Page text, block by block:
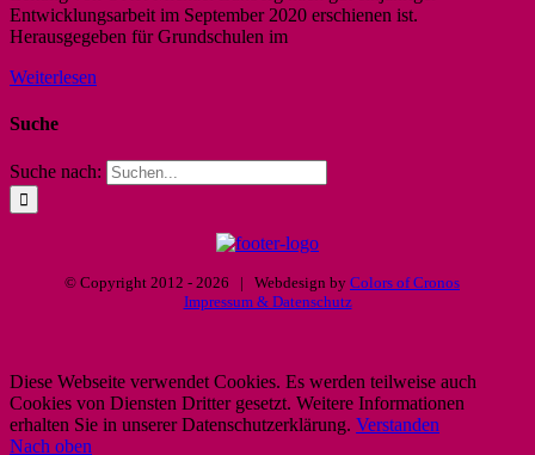
Entwicklungsarbeit im September 2020 erschienen ist.
Herausgegeben für Grundschulen im
Weiterlesen
Suche
Suche nach:
© Copyright 2012 - 2026 | Webdesign by Colors of Cronos
Impressum & Datenschutz
Diese Webseite verwendet Cookies. Es werden teilweise auch
Cookies von Diensten Dritter gesetzt. Weitere Informationen
erhalten Sie in unserer Datenschutzerklärung. Verstanden
Nach oben